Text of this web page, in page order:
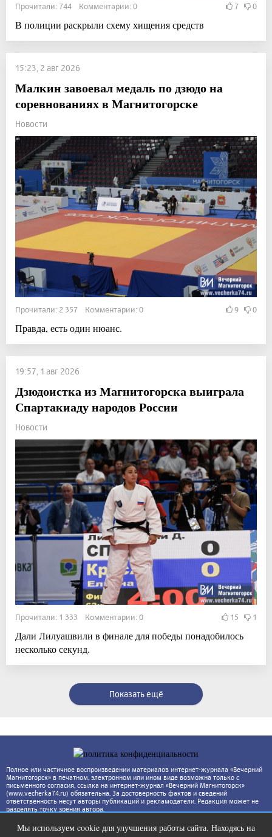
Прочитали: 744 Комментарии: 0 7 0
В полиции раскрыли схему хищения средств
15:23, 2 авг 2026
Малкин завоевал медаль по дзюдо на
соревнованиях в Магнитогорске
Новости
Прочитали: 2 357 Комментарии: 0 9 0
Правда, есть один нюанс.
19:57, 1 авг 2026
Дзюдоистка из Магнитогорска выиграла
Спартакиаду народов России
Новости
Прочитали: 1 333 Комментарии: 0 15 1
Дали Лилуашвили в финале для победы понадобилось
несколько секунд.
Показать ещё
Полное или частичное воспроизведении материалов интернет-журнала «Вечерний
Магнитогорск» в печатном, электронном или ином виде возможна только с
письменного согласия, ссылка на интернет-журнал «Вечерний Магнитогорск»
(www.vecherka74.ru) обязательна. За достоверность фактов и сведений
ответственность несут авторы публикаций и рекламодатели. Редакция может не
разделять точку зрения автора.
Мы используем cookie для улучшения работы сайта. Находясь на
Ролик из Омска: вы будете смеяться